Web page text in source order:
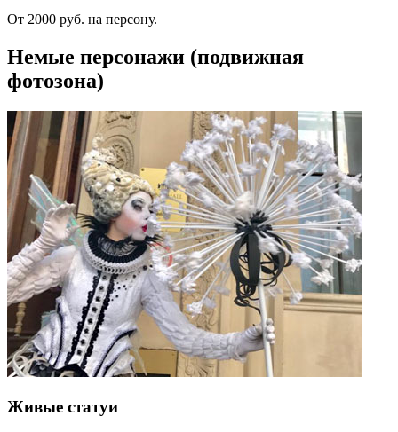
От 2000 руб. на персону.
Немые персонажи (подвижная
фотозона)
Живые статуи